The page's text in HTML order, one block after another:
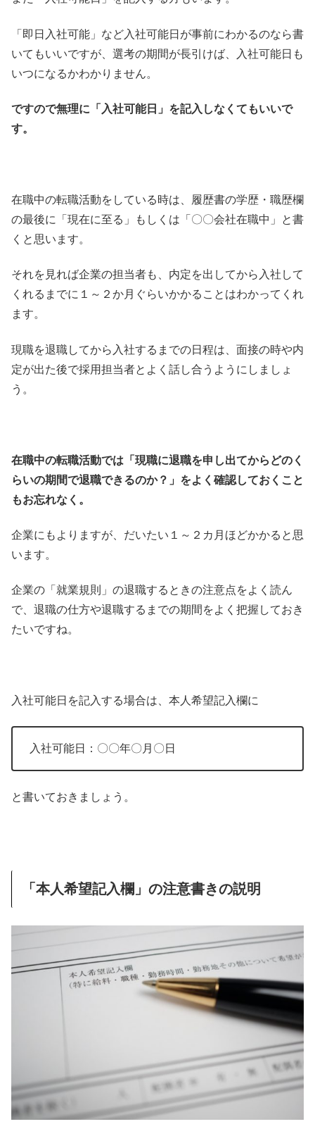
「即日入社可能」など入社可能日が事前にわかるのなら書
いてもいいですが、選考の期間が長引けば、入社可能日も
いつになるかわかりません。
ですので無理に「入社可能日」を記入しなくてもいいで
す。
在職中の転職活動をしている時は、履歴書の学歴・職歴欄
の最後に「現在に至る」もしくは「〇〇会社在職中」と書
くと思います。
それを見れば企業の担当者も、内定を出してから入社して
くれるまでに１～２か月ぐらいかかることはわかってくれ
ます。
現職を退職してから入社するまでの日程は、面接の時や内
定が出た後で採用担当者とよく話し合うようにしましょ
う。
在職中の転職活動では「現職に退職を申し出てからどのく
らいの期間で退職できるのか？」をよく確認しておくこと
もお忘れなく。
企業にもよりますが、だいたい１～２カ月ほどかかると思
います。
企業の「就業規則」の退職するときの注意点をよく読ん
で、退職の仕方や退職するまでの期間をよく把握しておき
たいですね。
入社可能日を記入する場合は、本人希望記入欄に
入社可能日：〇〇年〇月〇日
と書いておきましょう。
「本人希望記入欄」の注意書きの説明